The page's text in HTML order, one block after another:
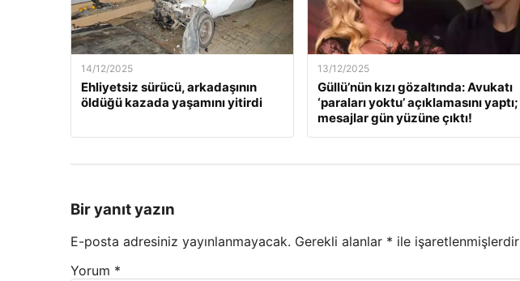
14/12/2025
Ehliyetsiz sürücü, arkadaşının
öldüğü kazada yaşamını yitirdi
13/12/2025
Güllü’nün kızı gözaltında: Avukatı
‘paraları yoktu’ açıklamasını yaptı;
mesajlar gün yüzüne çıktı!
Bir yanıt yazın
E-posta adresiniz yayınlanmayacak. Gerekli alanlar * ile işaretlenmişlerdir
Yorum *